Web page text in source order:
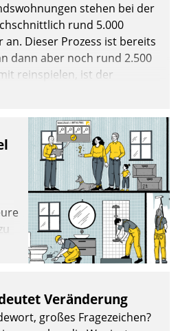
stehen bei der
rund 5.000
an. Dieser Prozess ist bereits
dann aber noch rund 2.500
reinspielen, ist der
immens. Im
daher
Datatrain GmbH den
digitalisiert.
Veränderung
großes Fragezeichen?